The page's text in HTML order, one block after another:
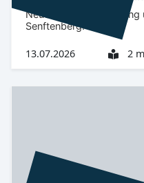
Neue
Senftenberg.
13.07.2026 2